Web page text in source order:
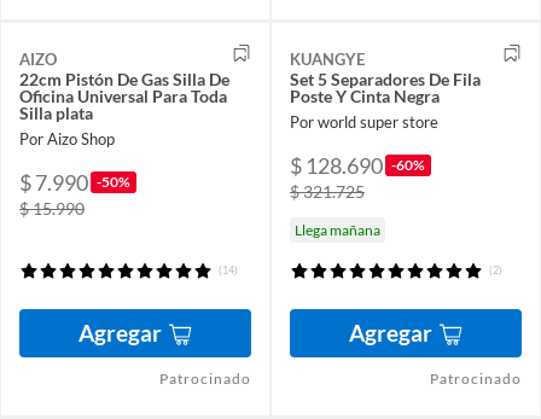
AIZO
22cm Pistón De Gas Silla De
Oficina Universal Para Toda
Silla plata
Por Aizo Shop
$ 7.990 -50%
$ 15.990
(14)
Agregar
Patrocinado
KUANGYE
Set 5 Separadores De Fila
Poste Y Cinta Negra
Por world super store
$ 128.690 -60%
$ 321.725
Llega mañana
(2)
Agregar
Patrocinado